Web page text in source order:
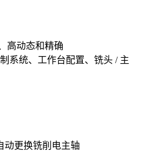
高动态和精确
系统、工作台配置、铣头 / 主
动更换铣削电主轴